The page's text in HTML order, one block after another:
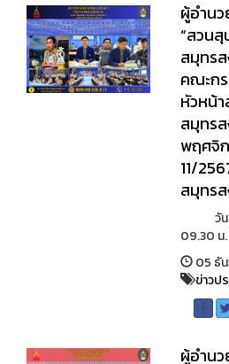
ผู้อำน
“สวนสุ
สมุทรส
คณะก
หัวหน้
สมุทรส
พฤศจิ
11/
สมุทร
วันที่
09.30 น.
05 ธัน
ข่าวป
ผู้อำน